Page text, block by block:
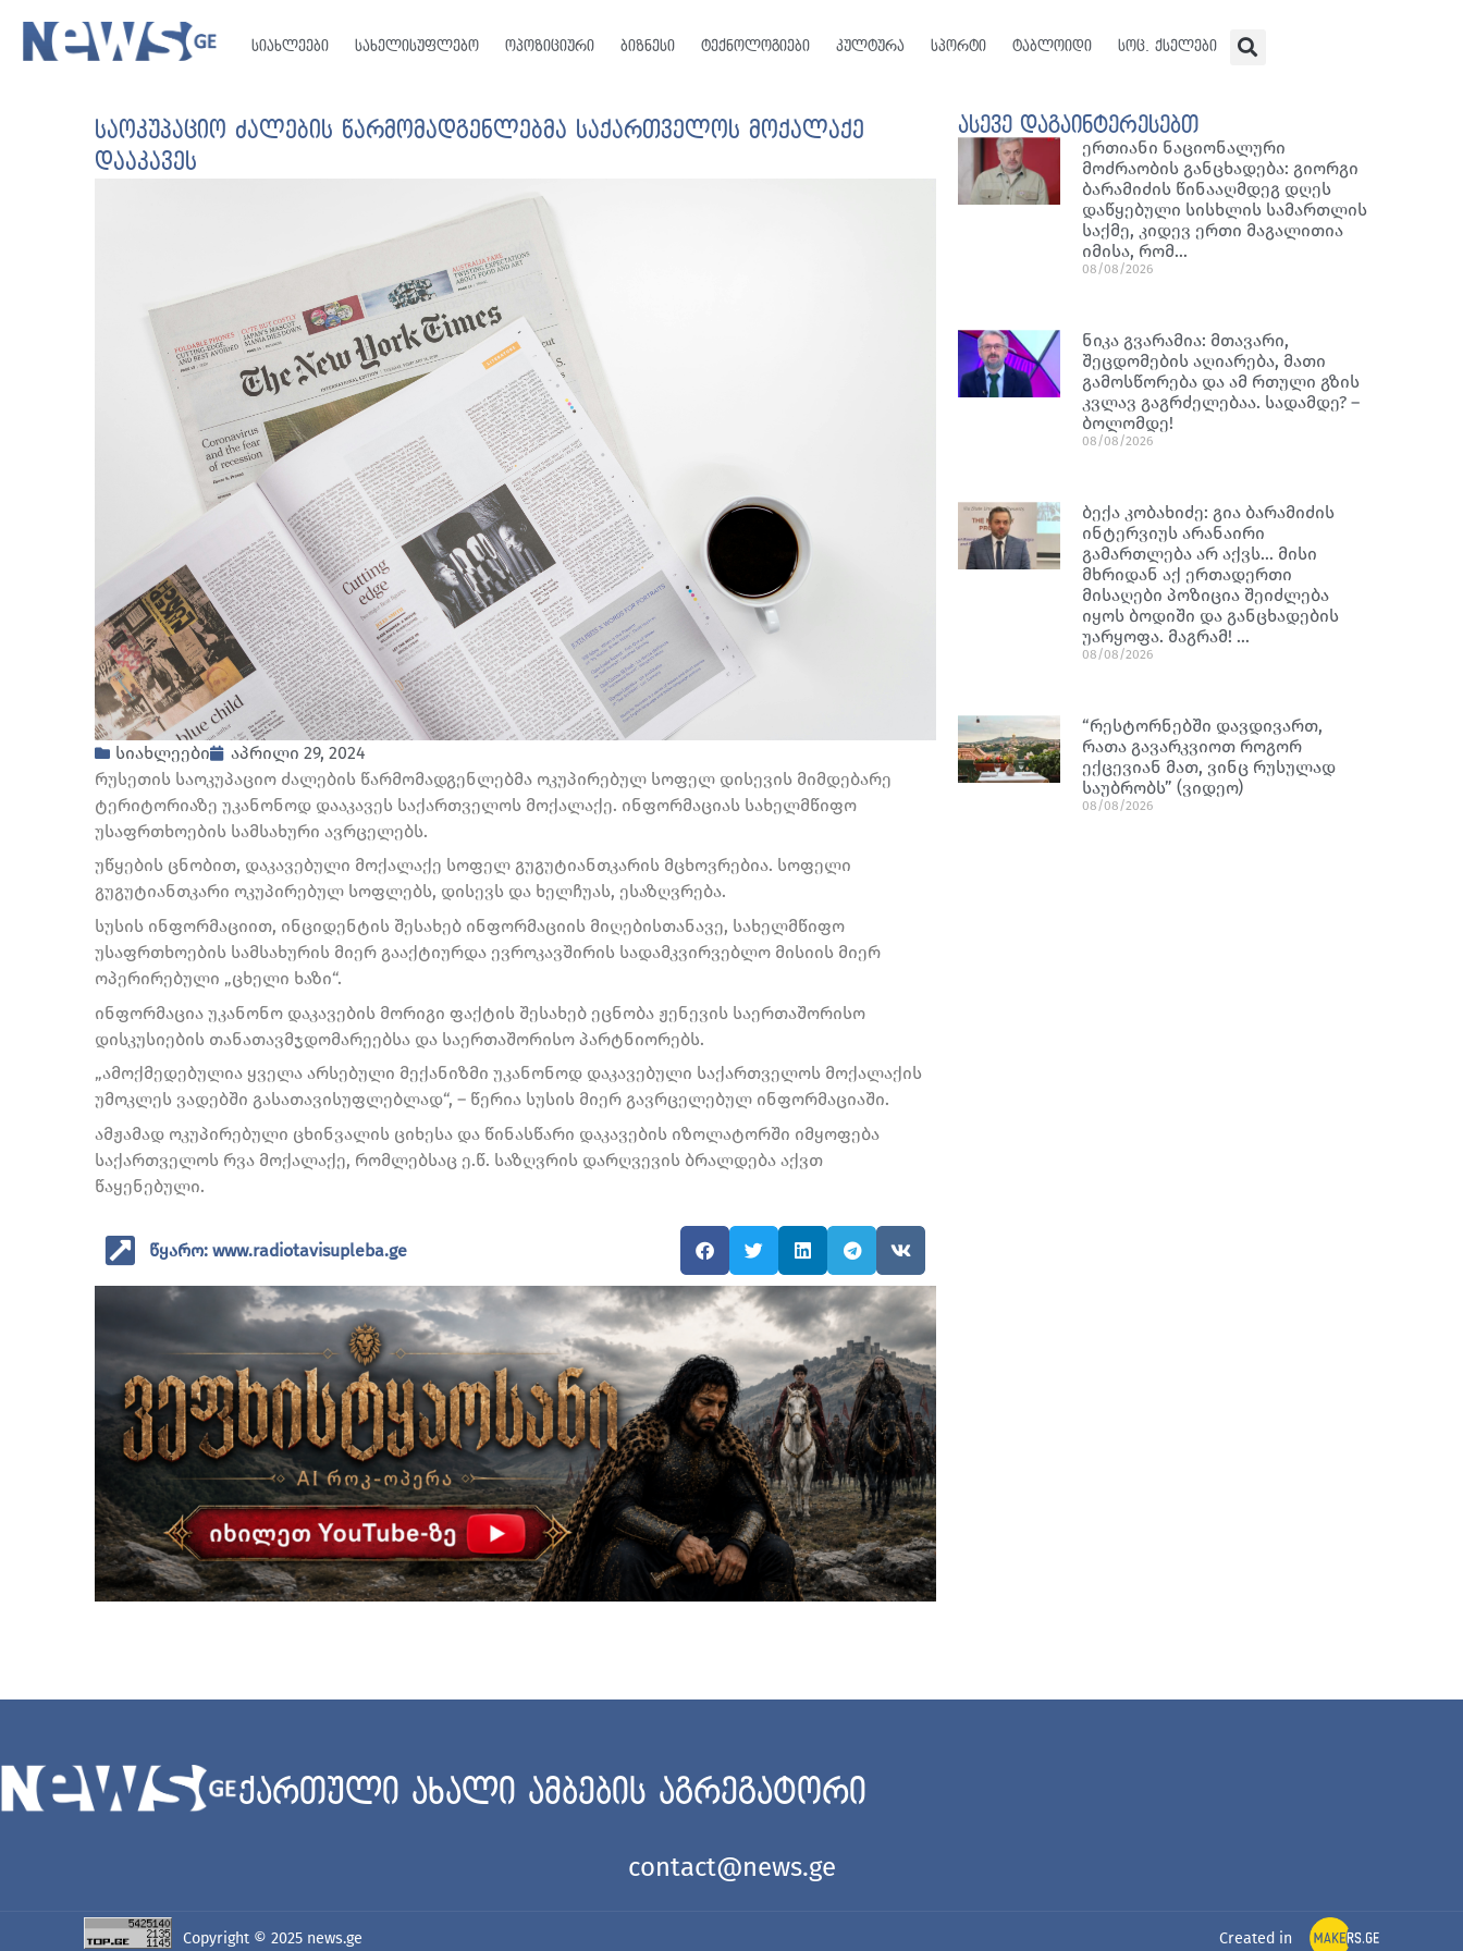
სიახლეები სახელისუფლებო ოპოზიციური ბიზნესი ტექნოლოგიები კულტურა სპორტი ტაბლოიდი სოც. ქსელები
საოკუპაციო ძალების წარმომადგენლებმა საქართველოს მოქალაქე
დააკავეს
სიახლეები
აპრილი 29, 2024
რუსეთის საოკუპაციო ძალების წარმომადგენლებმა ოკუპირებულ სოფელ დისევის მიმდებარე
ტერიტორიაზე უკანონოდ დააკავეს საქართველოს მოქალაქე. ინფორმაციას სახელმწიფო
უსაფრთხოების სამსახური ავრცელებს.
უწყების ცნობით, დაკავებული მოქალაქე სოფელ გუგუტიანთკარის მცხოვრებია. სოფელი
გუგუტიანთკარი ოკუპირებულ სოფლებს, დისევს და ხელჩუას, ესაზღვრება.
სუსის ინფორმაციით, ინციდენტის შესახებ ინფორმაციის მიღებისთანავე, სახელმწიფო
უსაფრთხოების სამსახურის მიერ გააქტიურდა ევროკავშირის სადამკვირვებლო მისიის მიერ
ოპერირებული „ცხელი ხაზი“.
ინფორმაცია უკანონო დაკავების მორიგი ფაქტის შესახებ ეცნობა ჟენევის საერთაშორისო
დისკუსიების თანათავმჯდომარეებსა და საერთაშორისო პარტნიორებს.
„ამოქმედებულია ყველა არსებული მექანიზმი უკანონოდ დაკავებული საქართველოს მოქალაქის
უმოკლეს ვადებში გასათავისუფლებლად“, – წერია სუსის მიერ გავრცელებულ ინფორმაციაში.
ამჟამად ოკუპირებული ცხინვალის ციხესა და წინასწარი დაკავების იზოლატორში იმყოფება
საქართველოს რვა მოქალაქე, რომლებსაც ე.წ. საზღვრის დარღვევის ბრალდება აქვთ
წაყენებული.
წყარო: www.radiotavisupleba.ge
ასევე დაგაინტერესებთ
ერთიანი ნაციონალური
მოძრაობის განცხადება: გიორგი
ბარამიძის წინააღმდეგ დღეს
დაწყებული სისხლის სამართლის
საქმე, კიდევ ერთი მაგალითია
იმისა, რომ…
08/08/2026
ნიკა გვარამია: მთავარი,
შეცდომების აღიარება, მათი
გამოსწორება და ამ რთული გზის
კვლავ გაგრძელებაა. სადამდე? –
ბოლომდე!
08/08/2026
ბექა კობახიძე: გია ბარამიძის
ინტერვიუს არანაირი
გამართლება არ აქვს… მისი
მხრიდან აქ ერთადერთი
მისაღები პოზიცია შეიძლება
იყოს ბოდიში და განცხადების
უარყოფა. მაგრამ! …
08/08/2026
“რესტორნებში დავდივართ,
რათა გავარკვიოთ როგორ
ექცევიან მათ, ვინც რუსულად
საუბრობს” (ვიდეო)
08/08/2026
ქართული ახალი ამბების აგრეგატორი
contact@news.ge
Copyright © 2025 news.ge Created in